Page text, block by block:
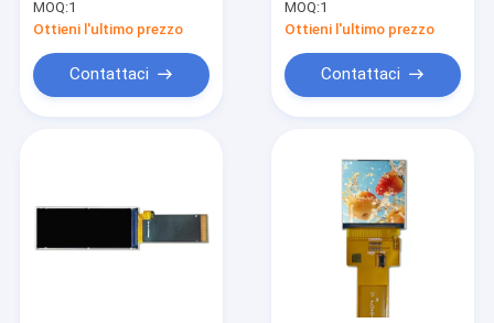
display TFT da 8
pollici
MOQ:1
Ottieni l'ultimo prezzo
Contattaci
MOQ:1
Ottieni l'ultimo prezzo
Contattaci